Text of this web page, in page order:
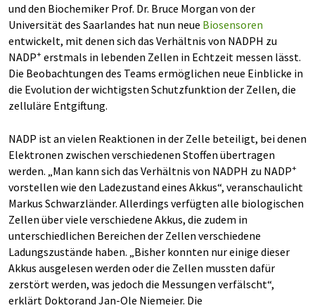
und den Biochemiker Prof. Dr. Bruce Morgan von der
Universität des Saarlandes hat nun neue Biosensoren
entwickelt, mit denen sich das Verhältnis von NADPH zu
NADP+ erstmals in lebenden Zellen in Echtzeit messen lässt.
Die Beobachtungen des Teams ermöglichen neue Einblicke in
die Evolution der wichtigsten Schutzfunktion der Zellen, die
zelluläre Entgiftung.
NADP ist an vielen Reaktionen in der Zelle beteiligt, bei denen
Elektronen zwischen verschiedenen Stoffen übertragen
werden. „Man kann sich das Verhältnis von NADPH zu NADP+
vorstellen wie den Ladezustand eines Akkus“, veranschaulicht
Markus Schwarzländer. Allerdings verfügten alle biologischen
Zellen über viele verschiedene Akkus, die zudem in
unterschiedlichen Bereichen der Zellen verschiedene
Ladungszustände haben. „Bisher konnten nur einige dieser
Akkus ausgelesen werden oder die Zellen mussten dafür
zerstört werden, was jedoch die Messungen verfälscht“,
erklärt Doktorand Jan-Ole Niemeier. Die